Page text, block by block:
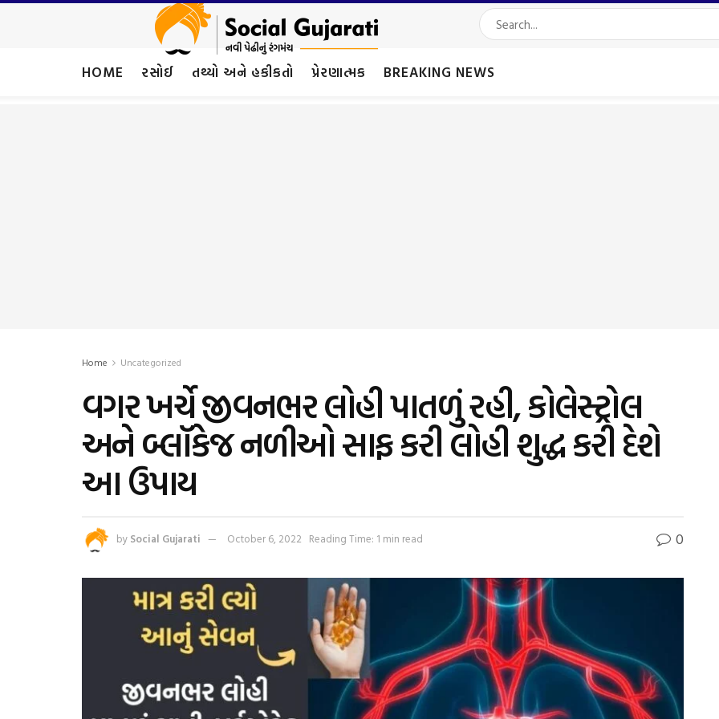
HOME રસોઈ તથ્યો અને હકીકતો પ્રેરણાત્મક BREAKING NEWS
Home Uncategorized
વગર ખર્ચે જીવનભર લોહી પાતળું રહી, કોલેસ્ટ્રોલ
અને બ્લૉકેજ નળીઓ સાફ કરી લોહી શુદ્ધ કરી દેશે
આ ઉપાય
by Social Gujarati October 6, 2022 Reading Time: 1 min read 0